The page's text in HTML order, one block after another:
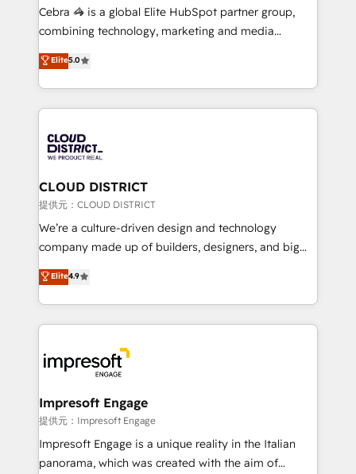
boost with a new HubSpot site Recognized leaders:
🏆 HubSpot Platform Migration Impact Award 🏆
Inbound Campaign of the Year 🏆 Gold AVA Digital
Award for Best Website 🌟 Accreditations: CRM
Cebra 🦓 is a global Elite HubSpot partner group,
combining technology, marketing and media
expertise across Latin America and Southern
Europe, with teams across 7 countries. Born in Chile,
we combine local insight with international reach to
help businesses grow through technology, creativity,
500+ HubSpot implementations, building end-to-
end solutions that integrate CRM, AI automation,
inbound and loop marketing, content, and digital
creativity. Our multicultural team works in Spanish,
Portuguese, and English to design scalable strategies
that drive measurable growth. 🌎 Highlights: • 10+
Platform Migration Excellence. • Top 3 Partner of the
Year LATAM 2022, 2023, 2024, 2025. • Partner of the
business with HubSpot? Let Cebra’s experts help
you grow faster, smarter, and with impact.
Elite5.0
CLOUD DISTRICT
提供元：CLOUD DISTRICT
We’re a culture-driven design and technology
company made up of builders, designers, and big
thinkers. We blend strategy, design, and
development—always fueled by curiosity—to turn
ideas, opportunities, and challenges into meaningful
experiences. To us, technology is more than just
and—most importantly—simple. That’s why we lean
into bold ideas and shape them into thoughtful
products and strategies that actually make a
difference.
Elite4.9
Impresoft Engage
提供元：Impresoft Engage
Impresoft Engage is a unique reality in the Italian
panorama, which was created with the aim of